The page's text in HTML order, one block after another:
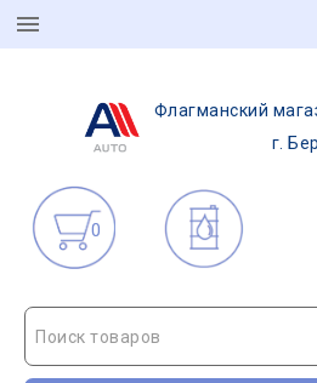
Флагманский
г.
0
Поиск товаров